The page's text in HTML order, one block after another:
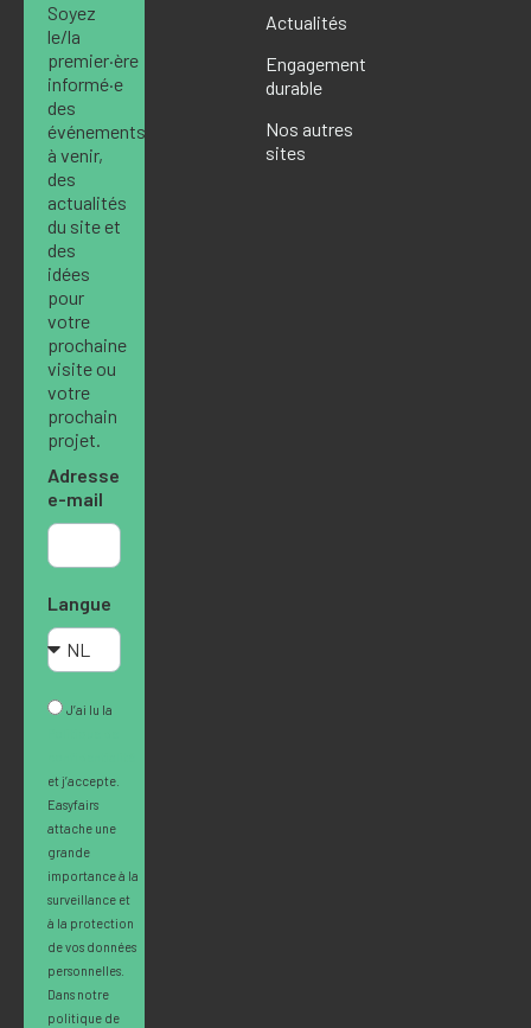
Soyez
le/la
premier·ère
informé·e
des
événements
à venir,
des
actualités
du site et
des
idées
pour
votre
prochaine
visite ou
votre
prochain
projet.
Adresse
e-mail
Langue
J’ai lu la
et j’accepte.
Easyfairs
attache une
grande
importance à la
surveillance et
à la protection
de vos données
personnelles.
Dans notre
politique de
Actualités
Engagement
durable
Nos autres
sites